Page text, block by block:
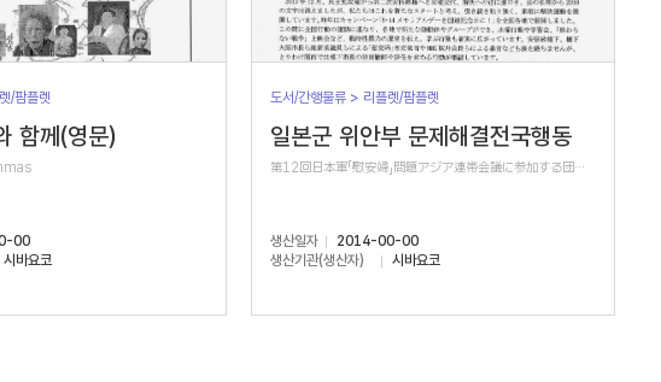
/팜플렛
함께(영문)
00
시바요코
도서/간행물류 > 리플렛/팜플렛
일본군 위안부 문제해결전국행동
第12回日本軍「慰安婦」問題アジア連帯会議に参加する団体から届いた紹介文
생산일자
2014-00-00
생산기관(생산자)
시바요코